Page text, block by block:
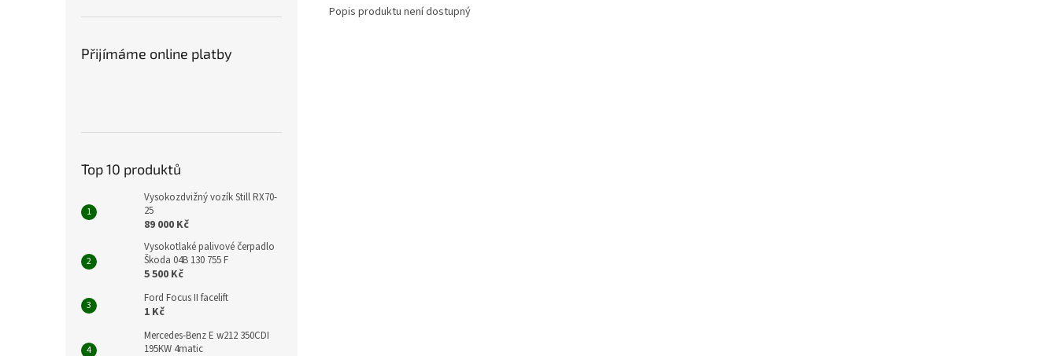
Přijímáme online platby
Top 10 produktů
Vysokozdvižný vozík Still RX70-
25
89 000 Kč
Vysokotlaké palivové čerpadlo
Škoda 04B 130 755 F
5 500 Kč
Ford Focus II facelift
1 Kč
Mercedes-Benz E w212 350CDI
195KW 4matic
Popis produktu není dostupný